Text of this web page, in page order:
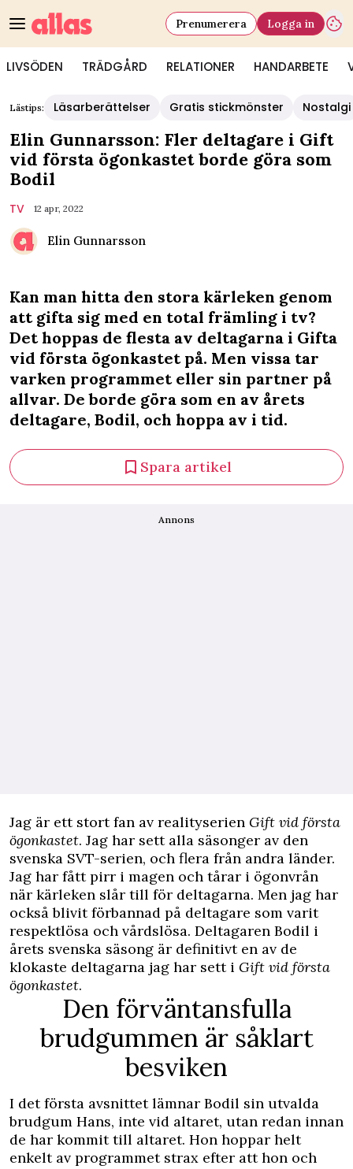
LIVSÖDEN TRÄDGÅRD RELATIONER HANDARBETE
Prenumerera Logga in
Lästips: Läsarberättelser Gratis stickmönster Nostalgi
Elin Gunnarsson: Fler deltagare i Gift
vid första ögonkastet borde göra som
Bodil
TV 12 apr, 2022
Elin Gunnarsson
Kan man hitta den stora kärleken genom
att gifta sig med en total främling i tv?
Det hoppas de flesta av deltagarna i Gifta
vid första ögonkastet på. Men vissa tar
varken programmet eller sin partner på
allvar. De borde göra som en av årets
deltagare, Bodil, och hoppa av i tid.
Spara artikel
Annons
Jag är ett stort fan av realityserien Gift vid första
ögonkastet. Jag har sett alla säsonger av den
svenska SVT-serien, och flera från andra länder.
Jag har fått pirr i magen och tårar i ögonvrån
när kärleken slår till för deltagarna. Men jag har
också blivit förbannad på deltagare som varit
respektlösa och vårdslösa. Deltagaren Bodil i
årets svenska säsong är definitivt en av de
klokaste deltagarna jag har sett i Gift vid första
ögonkastet.
Den förväntansfulla
brudgummen är såklart
besviken
I det första avsnittet lämnar Bodil sin utvalda
brudgum Hans, inte vid altaret, utan redan innan
de har kommit till altaret. Hon hoppar helt
enkelt av programmet strax efter att hon och